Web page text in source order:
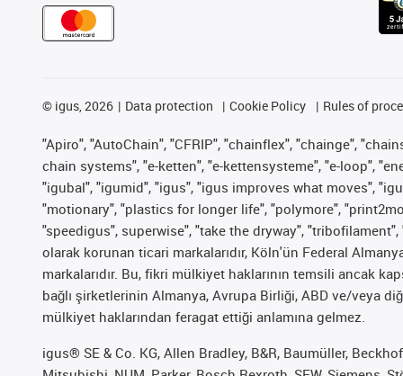
© igus, 2026 Data protection Cookie Policy Rules of
"Apiro", "AutoChain", "CFRIP", "chainflex", "chainge",
chain systems", "e-ketten", "e-kettensysteme", "e-loop",
"igubal", "igumid", "igus", "igus improves what moves",
"motionary", "plastics for longer life", "polymore",
"speedigus", superwise", "take the dryway",
olarak korunan ticari markalarıdır, Köln'ün Federal
markalarıdır. Bu, fikri mülkiyet haklarının temsili ancak
bağlı şirketlerinin Almanya, Avrupa Birliği, ABD ve/veya
mülkiyet haklarından feragat ettiği anlamına gelmez.
igus® SE & Co. KG, Allen Bradley, B&R, Baumüller,